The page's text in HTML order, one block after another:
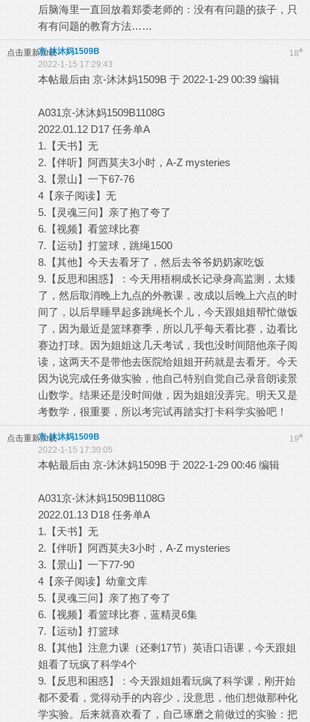
后脑海里一直回放着郑委老师的：没有有问题的孩子，只
有有问题的教育方法……
点击重新加载 18#
京-沐沐妈1509B
2022-1-15 17:29:43
本帖最后由 京-沐沐妈1509B 于 2022-1-29 00:39 编辑
A031京-沐沐妈1509B1108G
2022.01.12 D17 任务单A
1.【天书】无
2.【伴听】阿西莫夫3小时，A-Z mysteries
3.【景山】一下67-76
4【亲子阅读】无
5.【灵魂三问】亲了抱了夸了
6.【视频】看篮球比赛
7.【运动】打篮球，跳绳1500
8.【其他】今天去看牙了，然后去爷爷奶奶家吃饭
9.【反思和困惑】：今天用梧桐成长记录身高监测，太矮
了，然后取消晚上九点的外教课，改成以后晚上六点的时
间了，以后早睡早起多跳绳长个儿，今天跟姐姐帮忙做饭
了，因为最近是篮球赛季，所以几乎每天看比赛，边看比
赛边打球。因为姐姐这几天考试，我也没时间陪他亲子阅
读，这两天不是带他去医院给姐姐开药就是去看牙。今天
因为说完成任务做实验，他自己特别自觉自己录音朗读景
山数学。结果还是没时间做，因为姐姐没弄完。明天又是
考数学，很重要，所以考完试再踏实打卡科学实验吧！
点击重新加载 19#
京-沐沐妈1509B
2022-1-15 17:30:05
本帖最后由 京-沐沐妈1509B 于 2022-1-29 00:46 编辑
A031京-沐沐妈1509B1108G
2022.01.13 D18 任务单A
1.【天书】无
2.【伴听】阿西莫夫3小时，A-Z mysteries
3.【景山】一下77-90
4【亲子阅读】幼童文库
5.【灵魂三问】亲了抱了夸了
6.【视频】看篮球比赛，蓝精灵6集
7.【运动】打篮球
8.【其他】注意力课（还剩17节）英语口语课，今天跟姐
姐看了玩疯了科学4个
9.【反思和困惑】：今天跟姐姐看玩疯了科学课，刚开始
都不爱看，觉得动手的内容少，没意思，他们想做那种化
学实验。后来就喜欢看了，自己琢磨之前做过的实验：把